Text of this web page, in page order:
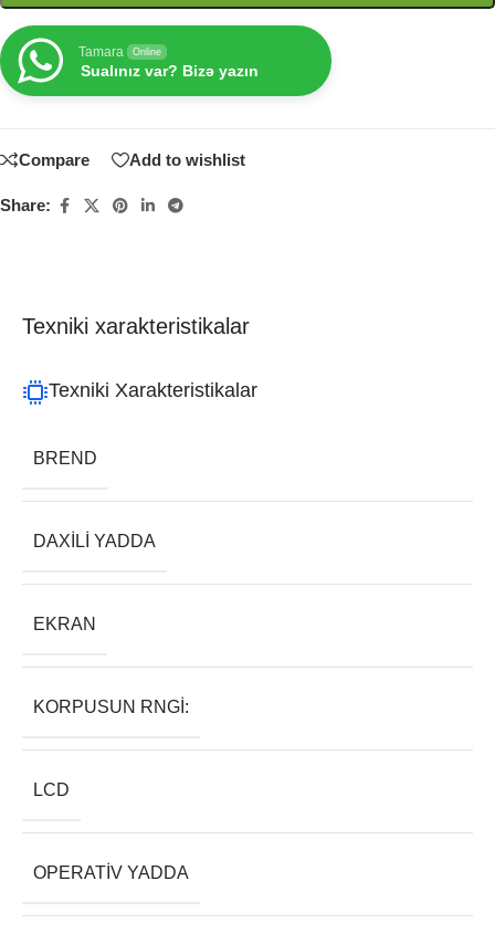
Tamara Online
Sualınız var? Bizə yazın
Compare Add to wishlist
Share:
Texniki xarakteristikalar
Texniki Xarakteristikalar
BREND
DAXILI YADDA
EKRAN
KORPUSUN RNGI:
LCD
OPERATIV YADDA